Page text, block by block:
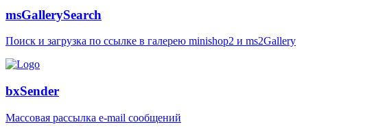
msGallerySearch
Поиск и загрузка по ссылке в галерею minishop2 и ms2Gallery
bxSender
Массовая рассылка e-mail сообщений